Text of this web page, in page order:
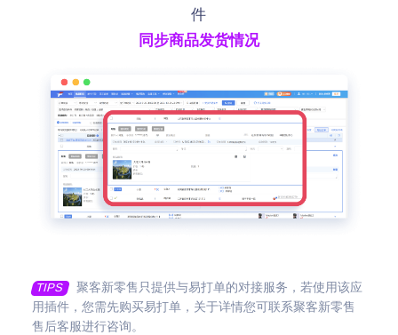
件
同步商品发货情况
TIPS
聚客新零售只提供与易打单的对接服务，若使用该应
用插件，您需先购买易打单，关于详情您可联系聚客新零售
售后客服进行咨询。